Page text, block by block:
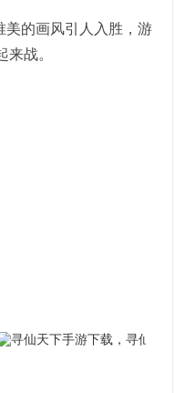
美的画风引人入胜，游
战。